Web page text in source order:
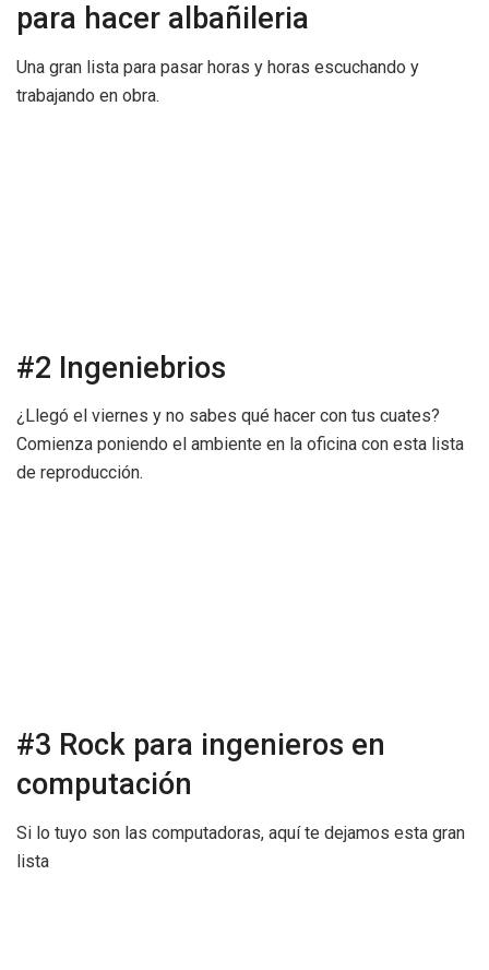
para hacer albañileria
Una gran lista para pasar horas y horas escuchando y
trabajando en obra.
#2 Ingeniebrios
¿Llegó el viernes y no sabes qué hacer con tus cuates?
Comienza poniendo el ambiente en la oficina con esta lista
de reproducción.
#3 Rock para ingenieros en
computación
Si lo tuyo son las computadoras, aquí te dejamos esta gran
lista